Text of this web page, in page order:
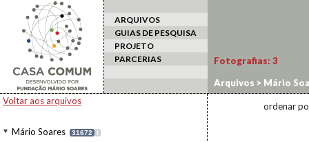
ARQUIVOS
GUIAS DE PESQUISA
PROJETO
PARCERIAS
Voltar aos arquivos
Mário Soares 31672 I
Fotografias: 3
Arquivos > Mário
estrangeiro>EUA/
ordenar